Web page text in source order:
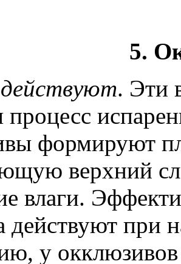
5.
. Эти
процесс
формируют
верхний
влаги.
действуют при
у